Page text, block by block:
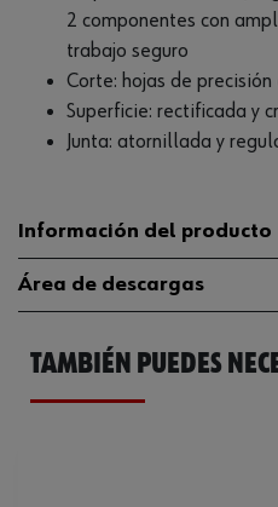
2 componentes con
trabajo seguro
Corte: hojas de precisión
Superficie: rectificada y
Junta: atornillada y
Información del producto
Material
Capacidad máxima de corte de
sección transversal en alambre
Área de descargas
Catálogo General
TAMBIÉN PUEDES